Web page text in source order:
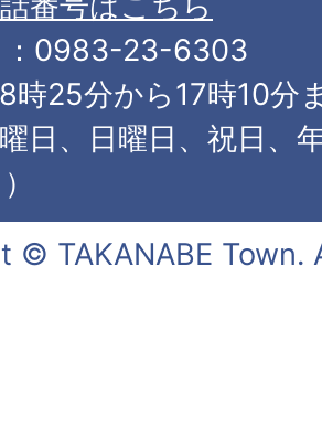
：0983-23-6303
時25分から17時10分
日、日曜日、祝日、
© TAKANABE Town.